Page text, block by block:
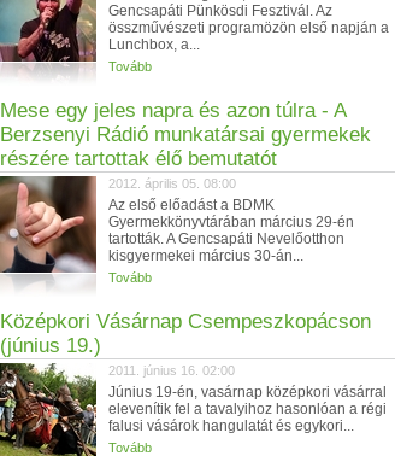
Gencsapáti Pünkösdi Fesztivál. Az
összművészeti programözön első napján a
Lunchbox, a...
Tovább
Mese egy jeles napra és azon túlra - A
Berzsenyi Rádió munkatársai gyermekek
részére tartottak élő bemutatót
2012. április 05. 08:00
Az első előadást a BDMK
Gyermekkönyvtárában március 29-én
tartották. A Gencsapáti Nevelőotthon
kisgyermekei március 30-án...
Tovább
Középkori Vásárnap Csempeszkopácson
(június 19.)
2011. június 16. 02:00
Június 19-én, vasárnap középkori vásárral
elevenítik fel a tavalyihoz hasonlóan a régi
falusi vásárok hangulatát és egykori...
Tovább